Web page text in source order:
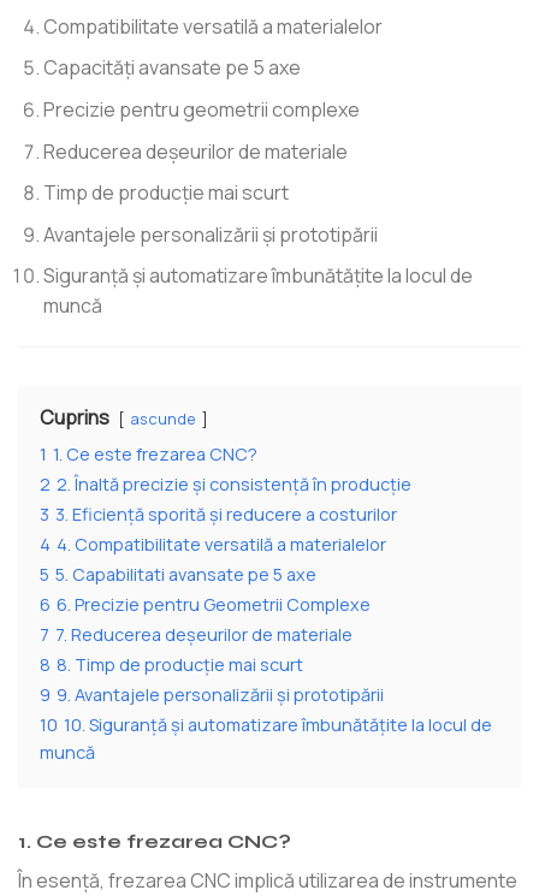
Compatibilitate versatilă a materialelor
Capacități avansate pe 5 axe
Precizie pentru geometrii complexe
Reducerea deșeurilor de materiale
Timp de producție mai scurt
Avantajele personalizării și prototipării
Siguranță și automatizare îmbunătățite la locul de
muncă
Cuprins ascunde
1 1. Ce este frezarea CNC?
2 2. Înaltă precizie și consistență în producție
3 3. Eficiență sporită și reducere a costurilor
4 4. Compatibilitate versatilă a materialelor
5 5. Capabilitati avansate pe 5 axe
6 6. Precizie pentru Geometrii Complexe
7 7. Reducerea deșeurilor de materiale
8 8. Timp de producție mai scurt
9 9. Avantajele personalizării și prototipării
10 10. Siguranță și automatizare îmbunătățite la locul de
muncă
1. Ce este frezarea CNC?
În esență, frezarea CNC implică utilizarea de instrumente